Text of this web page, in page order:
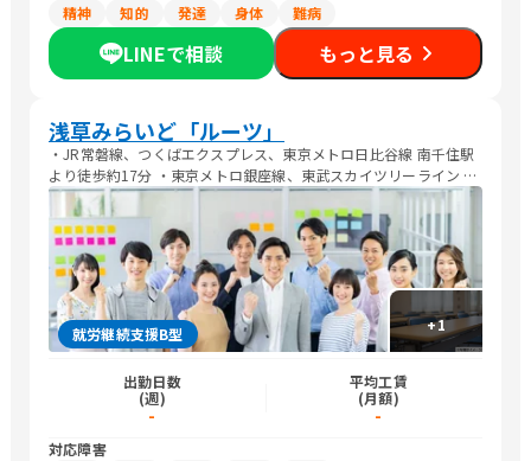
精神
知的 発達 身体 難病
LINEで相談 もっと見る
浅草みらいど「ルーツ」
・JR常磐線、つくばエクスプレス、東京メトロ日比谷線 南千住駅
より徒歩約17分 ・東京メトロ銀座線、東武スカイツリーライン 浅
草駅より徒歩約14分 ・都営浅草線、つくばエクスプレス 浅草駅よ
り徒歩約16分
+1
就労継続支援B型
出勤日数
(週)
-
平均工賃
(月額)
-
対応障害